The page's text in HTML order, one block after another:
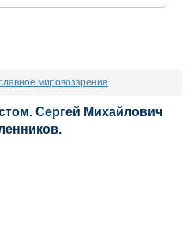
мировоззрение
Сергей Михайлович